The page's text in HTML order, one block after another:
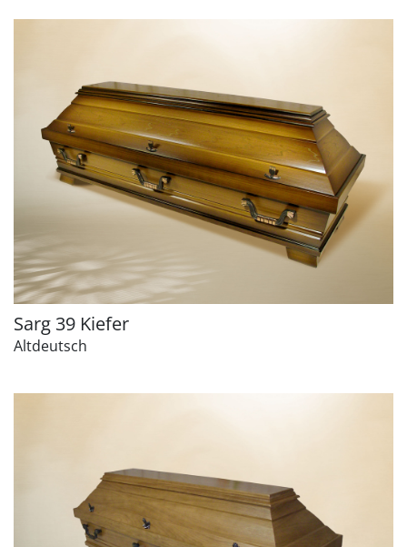
Sarg 39 Kiefer
Altdeutsch